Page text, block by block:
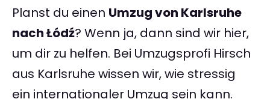
Planst du einen Umzug von Karlsruhe
nach Łódź? Wenn ja, dann sind wir hier,
um dir zu helfen. Bei Umzugsprofi Hirsch
aus Karlsruhe wissen wir, wie stressig
ein internationaler Umzug sein kann.